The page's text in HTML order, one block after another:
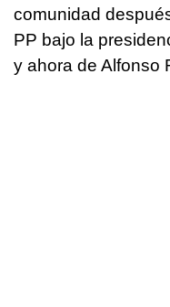
comunidad
PP bajo la
y ahora de Alfonso